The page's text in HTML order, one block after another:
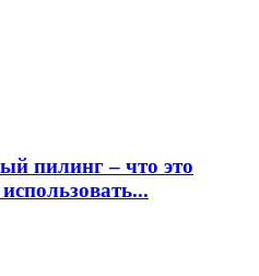
пилинг – что это